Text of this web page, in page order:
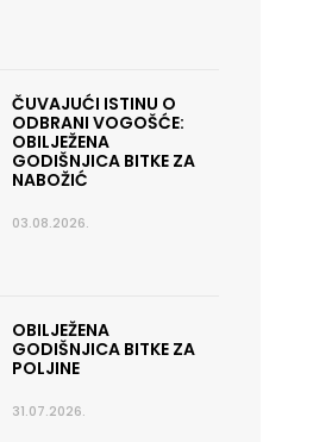
ČUVAJUĆI ISTINU O
ODBRANI VOGOŠĆE:
OBILJEŽENA
GODIŠNJICA BITKE ZA
NABOŽIĆ
03.08.2026.
OBILJEŽENA
GODIŠNJICA BITKE ZA
POLJINE
31.07.2026.